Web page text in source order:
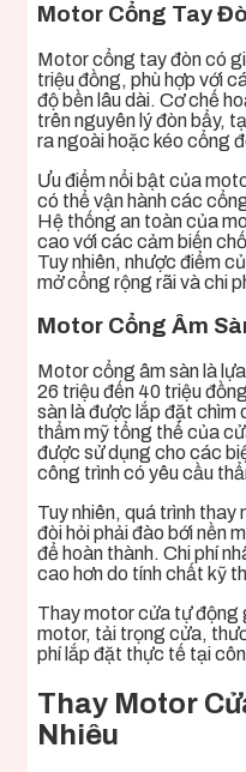
Motor Cổng Tay
Motor cổng tay đòn có
triệu đồng, phù hợp với
độ bền lâu dài. Cơ chế
trên nguyên lý đòn bẩy,
ra ngoài hoặc kéo cổng
Ưu điểm nổi bật của
có thể vận hành các
Hệ thống an toàn của
cao với các cảm biến
Tuy nhiên, nhược điểm
mở cổng rộng rãi và chi
Motor Cổng Âm
Motor cổng âm sàn là
26 triệu đến 40 triệu
sàn là được lắp đặt chìm
thẩm mỹ tổng thể của
được sử dụng cho các
công trình có yêu cầu
Tuy nhiên, quá trình thay
đòi hỏi phải đào bới nền
để hoàn thành. Chi phí
cao hơn do tính chất kỹ
Thay motor cửa tự động
motor, tải trọng cửa,
phí lắp đặt thực tế tại
Thay Motor
Nhiêu